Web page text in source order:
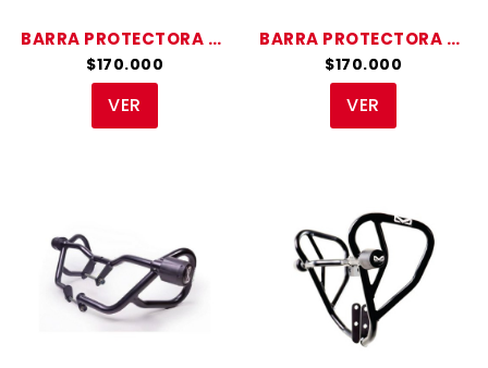
BARRA PROTECTORA CB 110
$170.000
VER
BARRA PROTECTORA CB 125F
$170.000
VER